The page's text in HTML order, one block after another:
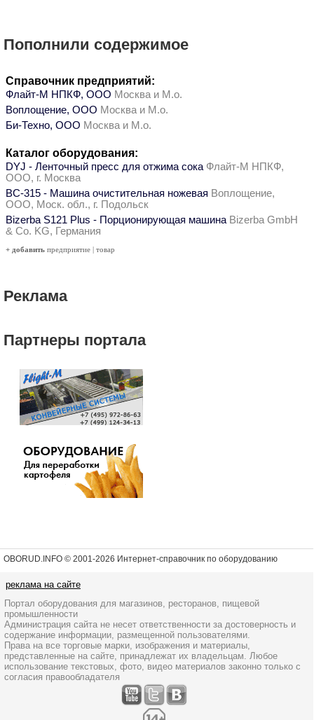
Пополнили содержимое
Справочник предприятий:
Флайт-М НПКФ, ООО Москва и М.о.
Воплощение, ООО Москва и М.о.
Би-Техно, ООО Москва и М.о.
Каталог оборудования:
DYJ - Ленточный пресс для отжима сока Флайт-М НПКФ,
ООО, г. Москва
ВС-315 - Машина очистительная ножевая Воплощение,
ООО, Моск. обл., г. Подольск
Bizerba S121 Plus - Порционирующая машина Bizerba GmbH
& Co. KG, Германия
+ добавить предприятие | товар
Реклама
Партнеры портала
OBORUD.INFO © 2001-2026 Интернет-справочник по оборудованию
реклама на сайте
Портал оборудования для магазинов, ресторанов, пищевой
промышленности
Администрация сайта не несет ответственности за достоверность и
содержание информации, размещенной пользователями.
Права на все торговые марки, изображения и материалы,
представленные на сайте, принадлежат их владельцам. Любое
использование текстовых, фото, видео материалов законно только с
согласия правообладателя